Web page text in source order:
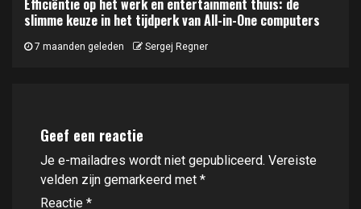
Efficiëntie op het werk en entertainment thuis: de
slimme keuze in het tijdperk van All-in-One computers
7 maanden geleden Sergej Regner
Geef een reactie
Je e-mailadres wordt niet gepubliceerd. Vereiste
velden zijn gemarkeerd met *
Reactie *